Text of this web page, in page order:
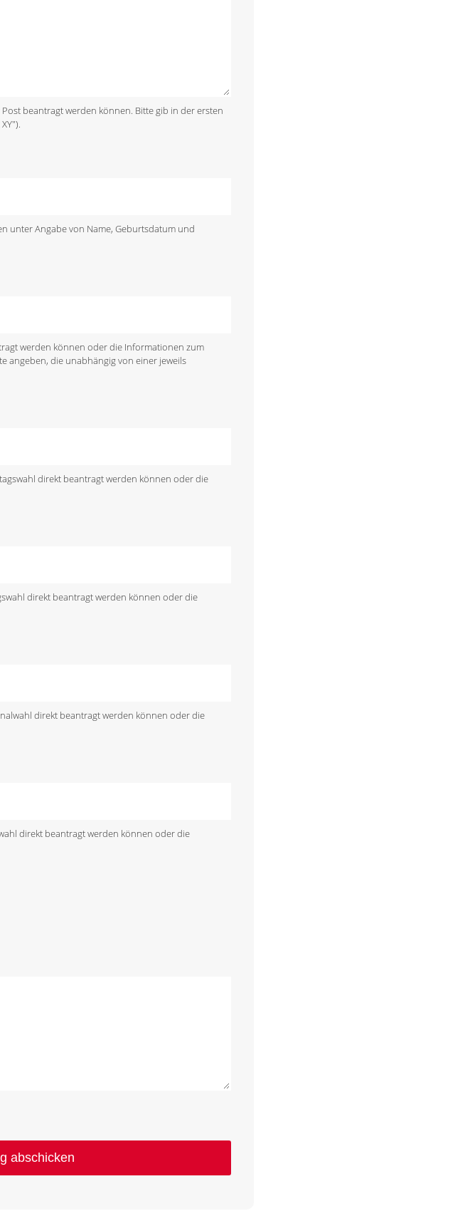
beantragt werden können. Bitte gib in der ersten
unter Angabe von Name, Geburtsdatum und
werden können oder die Informationen zum
angeben, die unabhängig von einer jeweils
direkt beantragt werden können oder die
direkt beantragt werden können oder die
direkt beantragt werden können oder die
direkt beantragt werden können oder die
abschicken